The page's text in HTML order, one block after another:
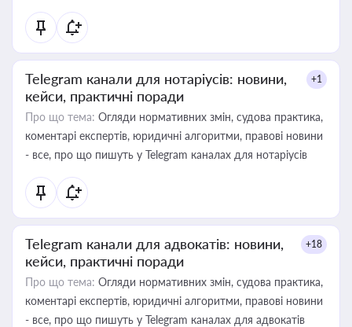
Telegram канали для нотаріусів: новини,
кейси, практичні поради
+1
Про що тема: Огляди нормативних змін, судова практика,
коментарі експертів, юридичні алгоритми, правові новини
- все, про що пишуть у Telegram каналах для нотаріусів
Telegram канали для адвокатів: новини,
кейси, практичні поради
+18
Про що тема: Огляди нормативних змін, судова практика,
коментарі експертів, юридичні алгоритми, правові новини
- все, про що пишуть у Telegram каналах для адвокатів